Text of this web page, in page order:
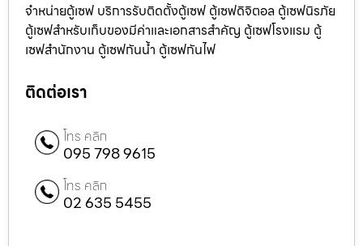
จำหน่ายตู้เซฟ บริการรับติดตั้งตู้เซฟ ตู้เซฟดิจิตอล ตู้เซฟนิรภัย
ตู้เซฟสำหรับเก็บของมีค่าและเอกสารสำคัญ ตู้เซฟโรงแรม ตู้
เซฟสำนักงาน ตู้เซฟกันน้ำ ตู้เซฟกันไฟ
ติดต่อเรา
โทร คลิก
095 798 9615
โทร คลิก
02 635 5455